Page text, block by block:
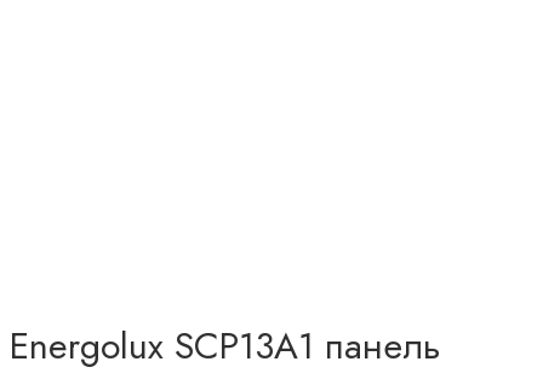
Energolux SCP13A1 панель